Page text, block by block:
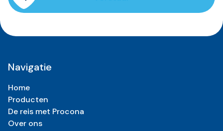
Navigatie
Home
Producten
De reis met Procona
Over ons